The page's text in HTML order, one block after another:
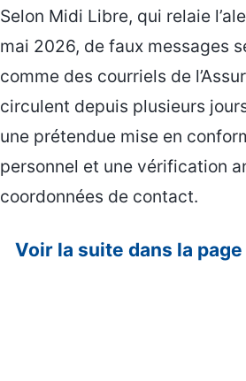
Selon Midi Libre, qui relaie
mai 2026, de faux messages
comme des courriels de
circulent depuis plusieurs
une prétendue mise en
personnel et une vérification
coordonnées de contact.
Voir la suite dans la